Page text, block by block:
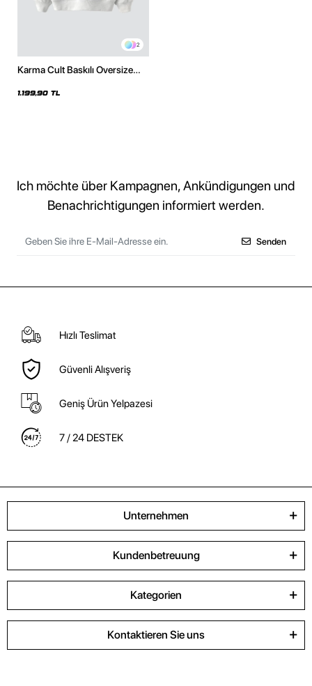
2
Karma Cult Baskılı Oversize
1.199,90 TL
Ich möchte über Kampagnen, Ankündigungen und
Benachrichtigungen informiert werden.
Senden
Hızlı Teslimat
Güvenli Alışveriş
Geniş Ürün Yelpazesi
7 / 24 DESTEK
Unternehmen
Kundenbetreuung
Kategorien
Kontaktieren Sie uns